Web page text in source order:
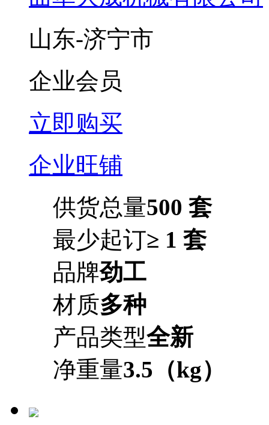
山东-济宁市
企业会员
立即购买
企业旺铺
供货总量500 套
最少起订≥ 1 套
品牌劲工
材质多种
产品类型全新
净重量3.5（kg）